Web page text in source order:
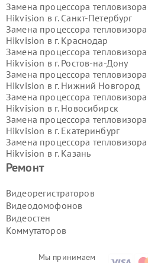
Мы принимаем
Ремонт
Видеорегистраторов
Видеодомофонов
Видеостен
Коммутаторов
Замена процессора тепловизора
Hikvision в г. Санкт-Петербург
Замена процессора тепловизора
Hikvision в г. Краснодар
Замена процессора тепловизора
Hikvision в г. Ростов-на-Дону
Замена процессора тепловизора
Hikvision в г. Нижний Новгород
Замена процессора тепловизора
Hikvision в г. Новосибирск
Замена процессора тепловизора
Hikvision в г. Екатеринбург
Замена процессора тепловизора
Hikvision в г. Казань
Замена процессора тепловизора
Замена процессора тепловизора
Hikvision в г.Волгоград
Замена процессора тепловизора
Hikvision в г.
Замена процессора тепловизора
Замена процессора тепловизора